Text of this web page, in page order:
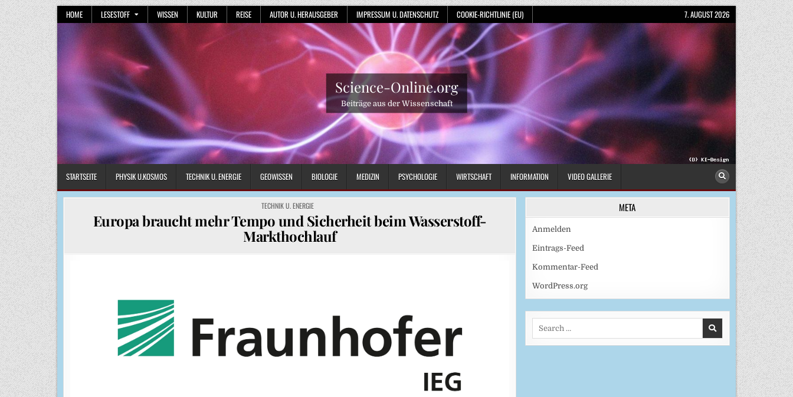
Skip
to
content
HOME LESESTOFF WISSEN KULTUR REISE AUTOR U. HERAUSGEBER IMPRESSUM U. DATENSCHUTZ COOKIE-RICHTLINIE (EU) 7. AUGUST 2026
Science-Online.org
Beiträge aus der Wissenschaft
STARTSEITE PHYSIK U.KOSMOS TECHNIK U. ENERGIE GEOWISSEN BIOLOGIE MEDIZIN PSYCHOLOGIE WIRTSCHAFT INFORMATION VIDEO GALLERIE
POSTED
IN
TECHNIK U. ENERGIE
Europa braucht mehr Tempo und Sicherheit beim Wasserstoff-
Markthochlauf
META
Anmelden
Eintrags-Feed
Kommentar-Feed
WordPress.org